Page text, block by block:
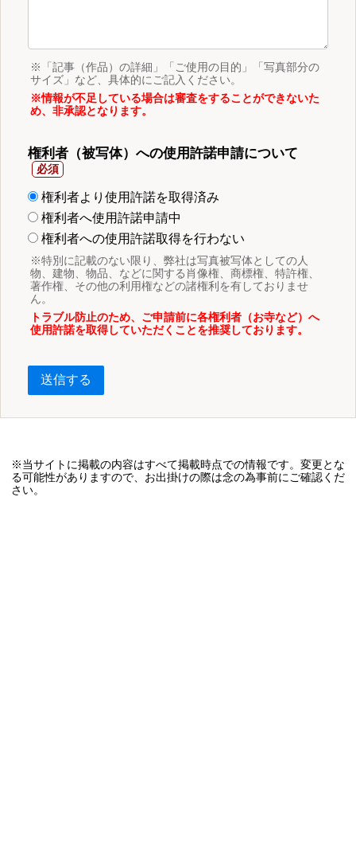
※「記事（作品）の詳細」「ご使用の目的」「写真部分の
サイズ」など、具体的にご記入ください。
※情報が不足している場合は審査をすることができないた
め、非承認となります。
権利者（被写体）への使用許諾申請について
権利者より使用許諾を取得済み
権利者へ使用許諾申請中
権利者への使用許諾取得を行わない
※特別に記載のない限り、弊社は写真被写体としての人
物、建物、物品、などに関する肖像権、商標権、特許権、
著作権、その他の利用権などの諸権利を有しておりませ
ん。
トラブル防止のため、ご申請前に各権利者（お寺など）へ
使用許諾を取得していただくことを推奨しております。
送信する
※当サイトに掲載の内容はすべて掲載時点での情報です。変更とな
る可能性がありますので、お出掛けの際は念の為事前にご確認くだ
さい。